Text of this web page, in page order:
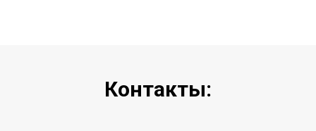
Контакты: